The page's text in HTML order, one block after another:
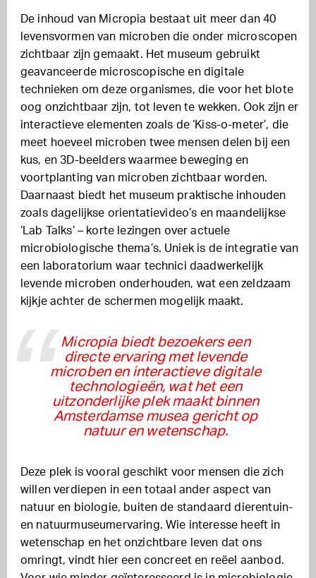
De inhoud van Micropia bestaat uit meer dan 40
levensvormen van microben die onder microscopen
zichtbaar zijn gemaakt. Het museum gebruikt
geavanceerde microscopische en digitale
technieken om deze organismes, die voor het blote
oog onzichtbaar zijn, tot leven te wekken. Ook zijn er
interactieve elementen zoals de ‘Kiss-o-meter’, die
meet hoeveel microben twee mensen delen bij een
kus, en 3D-beelders waarmee beweging en
voortplanting van microben zichtbaar worden.
Daarnaast biedt het museum praktische inhouden
zoals dagelijkse orientatievideo’s en maandelijkse
‘Lab Talks’ – korte lezingen over actuele
microbiologische thema’s. Uniek is de integratie van
een laboratorium waar technici daadwerkelijk
levende microben onderhouden, wat een zeldzaam
kijkje achter de schermen mogelijk maakt.
Micropia biedt bezoekers een
directe ervaring met levende
microben en interactieve digitale
technologieën, wat het een
uitzonderlijke plek maakt binnen
Amsterdamse musea gericht op
natuur en wetenschap.
Deze plek is vooral geschikt voor mensen die zich
willen verdiepen in een totaal ander aspect van
natuur en biologie, buiten de standaard dierentuin-
en natuurmuseumervaring. Wie interesse heeft in
wetenschap en het onzichtbare leven dat ons
omringt, vindt hier een concreet en reëel aanbod.